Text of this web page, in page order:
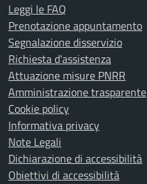
Leggi le FAQ
Prenotazione appuntamento
Segnalazione disservizio
Richiesta d'assistenza
Attuazione misure PNRR
Amministrazione trasparente
Cookie policy
Informativa privacy
Note Legali
Dichiarazione di accessibilità
Obiettivi di accessibilità